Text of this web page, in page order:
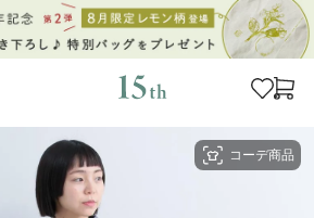
コーデ商品